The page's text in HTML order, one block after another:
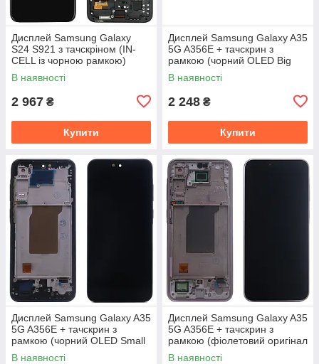
Дисплей Samsung Galaxy
S24 S921 з тачскріном (IN-
CELL із чорною рамкою)
В наявності
2 967 ₴
Купити
Дисплей Samsung Galaxy A35
5G A356E + тачскрин з
рамкою (чорний OLED Big
Glass)
В наявності
2 248 ₴
Купити
Дисплей Samsung Galaxy A35
5G A356E + тачскрин з
рамкою (чорний OLED Small
Glass)
В наявності
Дисплей Samsung Galaxy A35
5G A356E + тачскрин з
рамкою (фіолетовий оригінал
OEM SP)
В наявності